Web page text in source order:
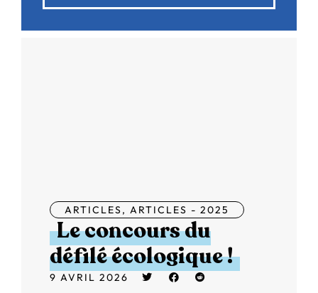
ARTICLES, ARTICLES - 2025
Le concours du
défilé écologique !
9 AVRIL 2026